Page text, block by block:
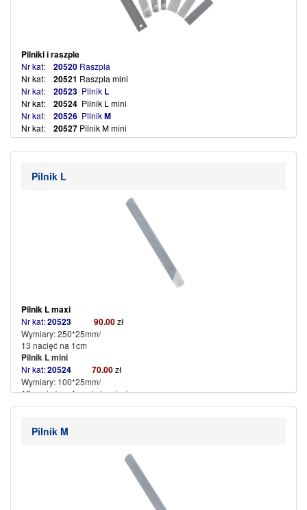
Pilniki i raszple
Nr kat: 20520 Raszpla
Nr kat: 20521 Raszpla mini
Nr kat: 20523 Pilnik L
Nr kat: 20524 Pilnik L mini
Nr kat: 20526 PilnikM
Nr kat: 20527 Pilnik M mini
Nr kat:20529PilnikS(więcej…)
Pilnik L
Pilnik L maxi
Nr kat:20523 90.00zł
Wymiary: 250*25mm/
13 nacięć na 1cm
Pilnik L mini
Nr kat:20524 70.00zł
Wymiary: 100*25mm/
13 nacięć na 1 cm(więcej…)
Pilnik M